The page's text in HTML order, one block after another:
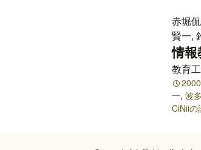
赤堀
賢一,
情
教育
一, 波
CiNiiの